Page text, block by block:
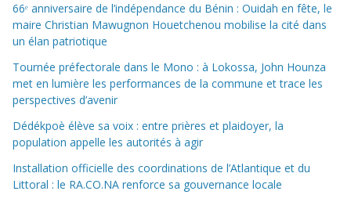
66ᵉ anniversaire de l’indépendance du Bénin : Ouidah en fête, le
maire Christian Mawugnon Houetchenou mobilise la cité dans
un élan patriotique
Tournée préfectorale dans le Mono : à Lokossa, John Hounza
met en lumière les performances de la commune et trace les
perspectives d’avenir
Dédékpoè élève sa voix : entre prières et plaidoyer, la
population appelle les autorités à agir
Installation officielle des coordinations de l’Atlantique et du
Littoral : le RA.CO.NA renforce sa gouvernance locale